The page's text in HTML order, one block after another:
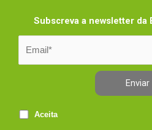
Subscreva a newsletter da
Enviar
Aceita